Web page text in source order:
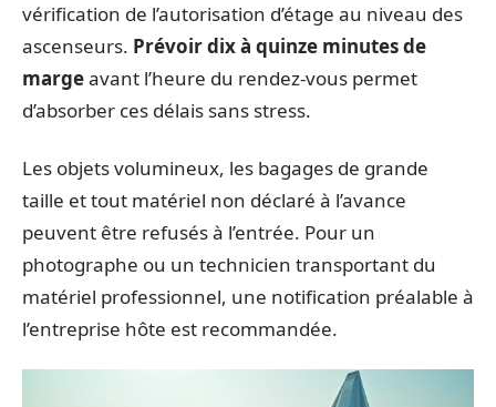
vérification de l’autorisation d’étage au niveau des
ascenseurs. Prévoir dix à quinze minutes de
margeavant l’heure du rendez-vous permet
d’absorber ces délais sans stress.
Les objets volumineux, les bagages de grande
taille et tout matériel non déclaré à l’avance
peuvent être refusés à l’entrée. Pour un
photographe ou un technicien transportant du
matériel professionnel, une notification préalable à
l’entreprise hôte est recommandée.